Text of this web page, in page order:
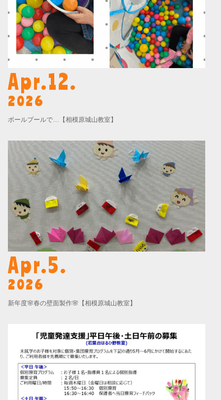
Apr.12.
2026
ボールプールで…【相模原城山教室】
Apr.5.
2026
新年度🌸春の壁面製作🌸【相模原城山教室】